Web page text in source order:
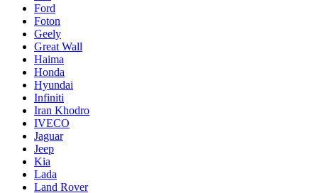
Ford
Foton
Geely
Great Wall
Haima
Honda
Hyundai
Infiniti
Iran Khodro
IVECO
Jaguar
Jeep
Kia
Lada
Land Rover